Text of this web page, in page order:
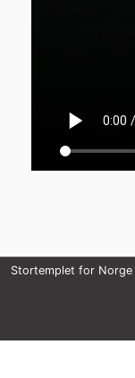
Stortemplet for Norge